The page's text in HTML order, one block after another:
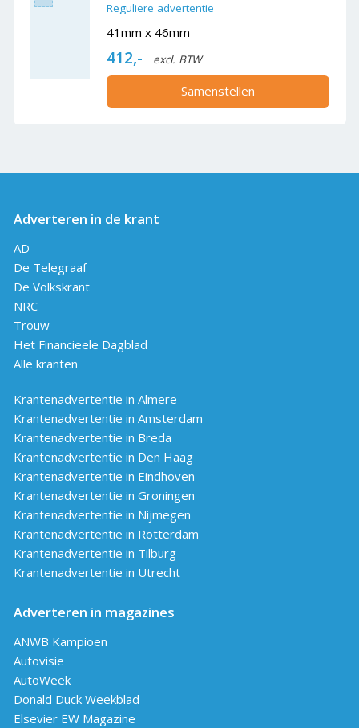
Reguliere advertentie
41mm x 46mm
412,- excl. BTW
Samenstellen
Adverteren in de krant
AD
De Telegraaf
De Volkskrant
NRC
Trouw
Het Financieele Dagblad
Alle kranten
Krantenadvertentie in Almere
Krantenadvertentie in Amsterdam
Krantenadvertentie in Breda
Krantenadvertentie in Den Haag
Krantenadvertentie in Eindhoven
Krantenadvertentie in Groningen
Krantenadvertentie in Nijmegen
Krantenadvertentie in Rotterdam
Krantenadvertentie in Tilburg
Krantenadvertentie in Utrecht
Adverteren in magazines
ANWB Kampioen
Autovisie
AutoWeek
Donald Duck Weekblad
Elsevier EW Magazine